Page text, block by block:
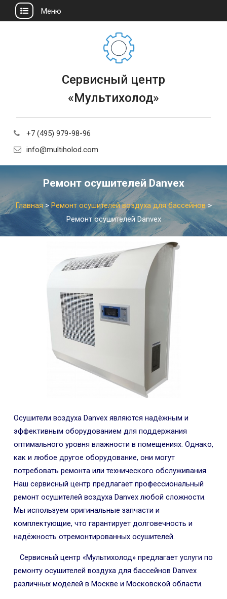
Меню
Сервисный центр
«Мультихолод»
+7 (495) 979-98-96
info@multiholod.com
Ремонт осушителей Danvex
Главная> Ремонт осушителей воздуха для бассейнов >
Ремонт осушителей Danvex
Осушители воздуха Danvex являются надёжным и
эффективным оборудованием для поддержания
оптимального уровня влажности в помещениях. Однако,
как и любое другое оборудование, они могут
потребовать ремонта или технического обслуживания.
Наш сервисный центр предлагает профессиональный
ремонт осушителей воздуха Danvex любой сложности.
Мы используем оригинальные запчасти и
комплектующие, что гарантирует долговечность и
надёжность отремонтированных осушителей.
Сервисный центр «Мультихолод» предлагает услуги по
ремонту осушителей воздуха для бассейнов Danvex
различных моделей в Москве и Московской области.